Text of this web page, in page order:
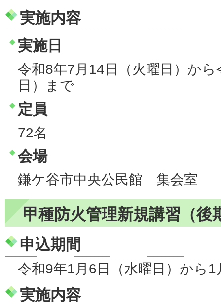
実施内容
実施日
令和8年7月14日（火曜日）か
日）まで
定員
72名
会場
鎌ケ谷市中央公民館 集会室
甲種防火管理新規講習（後
申込期間
令和9年1月6日（水曜日）から
実施内容